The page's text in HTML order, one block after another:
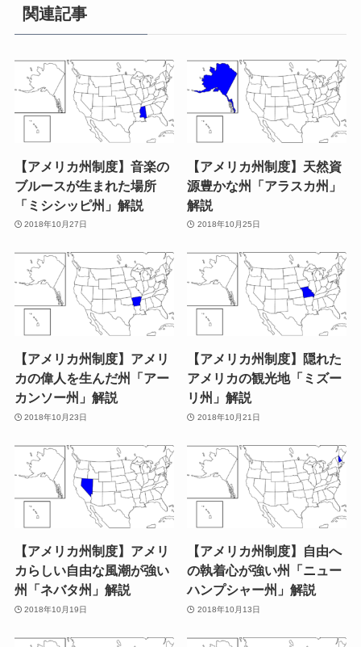
関連記事
【アメリカ州制度】音楽の
ブルースが生まれた場所
「ミシシッピ州」解説
2018年10月27日
【アメリカ州制度】天然資
源豊かな州「アラスカ州」
解説
2018年10月25日
【アメリカ州制度】アメリ
カの偉人を生んだ州「アー
カンソー州」解説
2018年10月23日
【アメリカ州制度】隠れた
アメリカの観光地「ミズー
リ州」解説
2018年10月21日
【アメリカ州制度】アメリ
カらしい自由な風潮が強い
州「ネバタ州」解説
2018年10月19日
【アメリカ州制度】自由へ
の執着心が強い州「ニュー
ハンプシャー州」解説
2018年10月13日